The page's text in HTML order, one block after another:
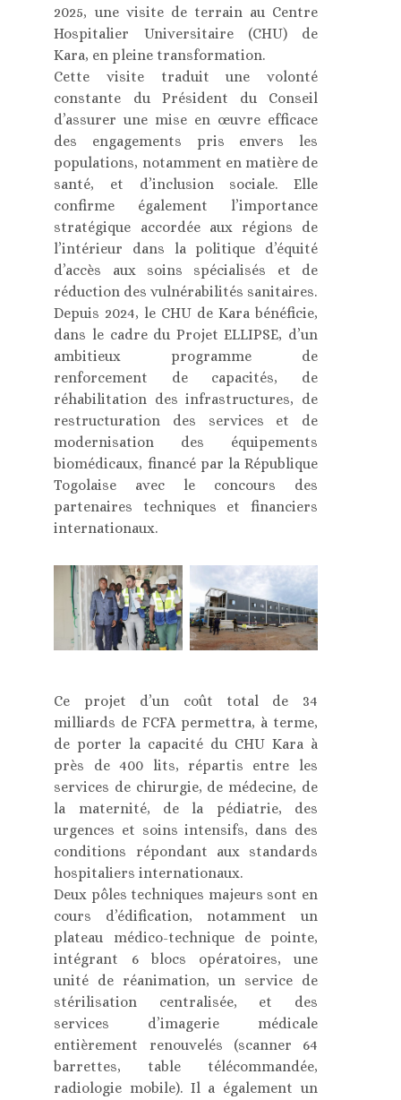
2025, une visite de terrain au Centre
Hospitalier Universitaire (CHU) de
Kara, en pleine transformation.
Cette visite traduit une volonté
constante du Président du Conseil
d’assurer une mise en œuvre efficace
des engagements pris envers les
populations, notamment en matière de
santé, et d’inclusion sociale. Elle
confirme également l’importance
stratégique accordée aux régions de
l’intérieur dans la politique d’équité
d’accès aux soins spécialisés et de
réduction des vulnérabilités sanitaires.
Depuis 2024, le CHU de Kara bénéficie,
dans le cadre du Projet ELLIPSE, d’un
ambitieux programme de
renforcement de capacités, de
réhabilitation des infrastructures, de
restructuration des services et de
modernisation des équipements
biomédicaux, financé par la République
Togolaise avec le concours des
partenaires techniques et financiers
internationaux.
Ce projet d’un coût total de 34
milliards de FCFA permettra, à terme,
de porter la capacité du CHU Kara à
près de 400 lits, répartis entre les
services de chirurgie, de médecine, de
la maternité, de la pédiatrie, des
urgences et soins intensifs, dans des
conditions répondant aux standards
hospitaliers internationaux.
Deux pôles techniques majeurs sont en
cours d’édification, notamment un
plateau médico-technique de pointe,
intégrant 6 blocs opératoires, une
unité de réanimation, un service de
stérilisation centralisée, et des
services d’imagerie médicale
entièrement renouvelés (scanner 64
barrettes, table télécommandée,
radiologie mobile). Il a également un